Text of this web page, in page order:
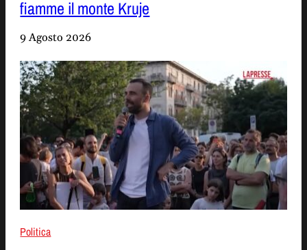
fiamme il monte Kruje
9 Agosto 2026
Politica